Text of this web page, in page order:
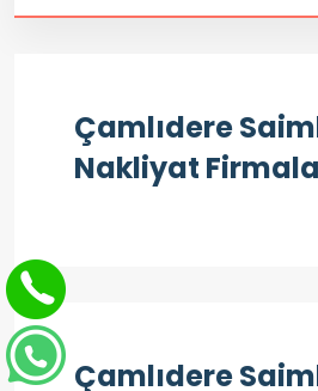
Çamlıdere
Nakliyat
Çamlıdere